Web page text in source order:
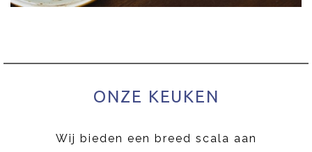
ONZE KEUKEN
Wij bieden een breed scala aan